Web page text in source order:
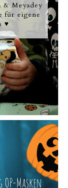
& Meyadey
für eigene
♥